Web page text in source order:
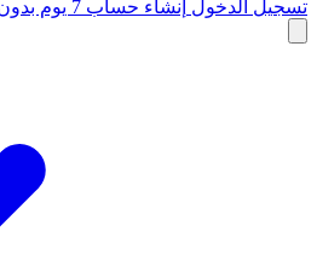
تسجيل الدخول إنشاء حساب 7 يوم بدون إعلانات